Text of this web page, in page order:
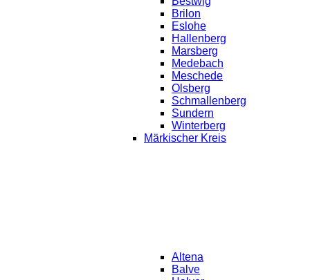
Brilon
Eslohe
Hallenberg
Marsberg
Medebach
Meschede
Olsberg
Schmallenberg
Sundern
Winterberg
Märkischer Kreis
Altena
Balve